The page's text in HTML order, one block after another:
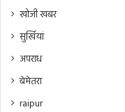
खोजी खबर
सुर्खियां
अपराध
बेमेतरा
raipur